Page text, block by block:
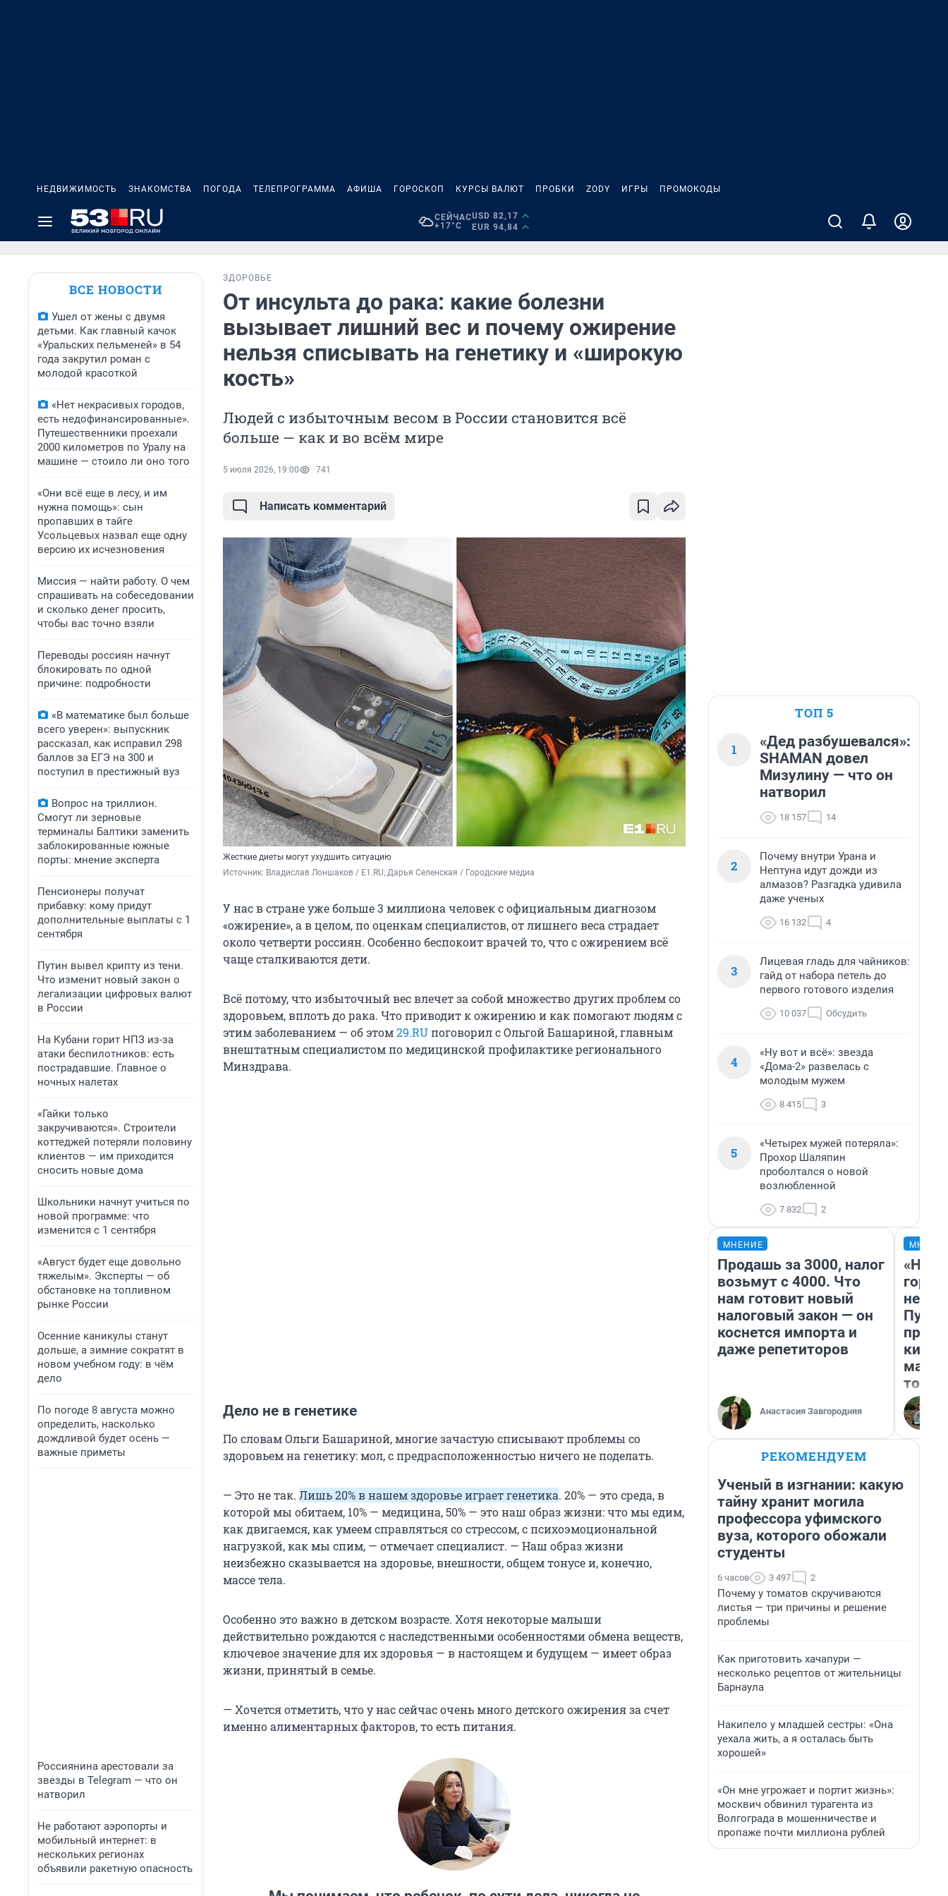
НЕДВИЖИМОСТЬ ЗНАКОМСТВА ПОГОДА ТЕЛЕПРОГРАММА АФИША ГОРОСКОП КУРСЫ ВАЛЮТ ПРОБКИ ZODY ИГРЫ ПРОМОКОДЫ
СЕЙЧАС
+17°C
USD 82,17
EUR 94,84
ВСЕ НОВОСТИ
Ушел от жены с двумя
детьми. Как главный качок
«Уральских пельменей» в 54
года закрутил роман с
молодой красоткой
«Нет некрасивых городов,
есть недофинансированные».
Путешественники проехали
2000 километров по Уралу на
машине — стоило ли оно того
«Они всё еще в лесу, и им
нужна помощь»: сын
пропавших в тайге
Усольцевых назвал еще одну
версию их исчезновения
Миссия — найти работу. О чем
спрашивать на собеседовании
и сколько денег просить,
чтобы вас точно взяли
Переводы россиян начнут
блокировать по одной
причине: подробности
«В математике был больше
всего уверен»: выпускник
рассказал, как исправил 298
баллов за ЕГЭ на 300 и
поступил в престижный вуз
Вопрос на триллион.
Смогут ли зерновые
терминалы Балтики заменить
заблокированные южные
порты: мнение эксперта
Пенсионеры получат
прибавку: кому придут
дополнительные выплаты с 1
сентября
Путин вывел крипту из тени.
Что изменит новый закон о
легализации цифровых валют
в России
На Кубани горит НПЗ из-за
атаки беспилотников: есть
пострадавшие. Главное о
ночных налетах
«Гайки только
закручиваются». Строители
коттеджей потеряли половину
клиентов — им приходится
сносить новые дома
Школьники начнут учиться по
новой программе: что
изменится с 1 сентября
«Август будет еще довольно
тяжелым». Эксперты — об
обстановке на топливном
рынке России
Осенние каникулы станут
дольше, а зимние сократят в
новом учебном году: в чём
дело
По погоде 8 августа можно
определить, насколько
дождливой будет осень —
важные приметы
Россиянина арестовали за
звезды в Telegram — что он
натворил
Не работают аэропорты и
мобильный интернет: в
нескольких регионах
объявили ракетную опасность
ЗДОРОВЬЕ
От инсульта до рака: какие болезни
вызывает лишний вес и почему ожирение
нельзя списывать на генетику и «широкую
кость»
Людей с избыточным весом в России становится всё
больше — как и во всём мире
5 июля 2026, 19:00 741
Написать комментарий
Жесткие диеты могут ухудшить ситуацию
Источник: Владислав Лоншаков / E1.RU, Дарья Селенская / Городские медиа
У нас в стране уже больше 3 миллиона человек с официальным диагнозом
«ожирение», а в целом, по оценкам специалистов, от лишнего веса страдает
около четверти россиян. Особенно беспокоит врачей то, что с ожирением всё
чаще сталкиваются дети.
Всё потому, что избыточный вес влечет за собой множество других проблем со
здоровьем, вплоть до рака. Что приводит к ожирению и как помогают людям с
этим заболеванием — об этом29.RUпоговорил с Ольгой Башариной, главным
внештатным специалистом по медицинской профилактике регионального
Минздрава.
Дело не в генетике
По словам Ольги Башариной, многие зачастую списывают проблемы со
здоровьем на генетику: мол, с предрасположенностью ничего не поделать.
— Это не так. Лишь 20% в нашем здоровье играет генетика. 20% — это среда, в
которой мы обитаем, 10% — медицина, 50% — это наш образ жизни: что мы едим,
как двигаемся, как умеем справляться со стрессом, с психоэмоциональной
нагрузкой, как мы спим, — отмечает специалист. — Наш образ жизни
неизбежно сказывается на здоровье, внешности, общем тонусе и, конечно,
массе тела.
Особенно это важно в детском возрасте. Хотя некоторые малыши
действительно рождаются с наследственными особенностями обмена веществ,
ключевое значение для их здоровья — в настоящем и будущем — имеет образ
жизни, принятый в семье.
— Хочется отметить, что у нас сейчас очень много детского ожирения за счет
именно алиментарных факторов, то есть питания.
ТОП 5
1
«Дед разбушевался»:
SHAMAN довел
Мизулину — что он
натворил
18 157 14
2
Почему внутри Урана и
Нептуна идут дожди из
алмазов? Разгадка удивила
даже ученых
16 132 4
3
Лицевая гладь для чайников:
гайд от набора петель до
первого готового изделия
10 037 Обсудить
4
«Ну вот и всё»: звезда
«Дома-2» развелась с
молодым мужем
8 415 3
5
«Четырех мужей потеряла»:
Прохор Шаляпин
проболтался о новой
возлюбленной
7 832 2
МНЕНИЕ
Продашь за 3000, налог
возьмут с 4000. Что
нам готовит новый
налоговый закон — он
коснется импорта и
даже репетиторов
Анастасия Завгородняя
«Нет
того
РЕКОМЕНДУЕМ
Ученый в изгнании: какую
тайну хранит могила
профессора уфимского
вуза, которого обожали
студенты
6 часов 3 497 2
Почему у томатов скручиваются
листья — три причины и решение
проблемы
Как приготовить хачапури —
несколько рецептов от жительницы
Барнаула
Накипело у младшей сестры: «Она
уехала жить, а я осталась быть
хорошей»
«Он мне угрожает и портит жизнь»:
москвич обвинил турагента из
Волгограда в мошенничестве и
пропаже почти миллиона рублей